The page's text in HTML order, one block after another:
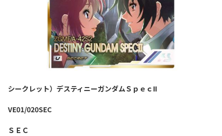
シークレット）デスティニーガンダムＳｐｅｃⅡ
VE01/020SEC
ＳＥＣ